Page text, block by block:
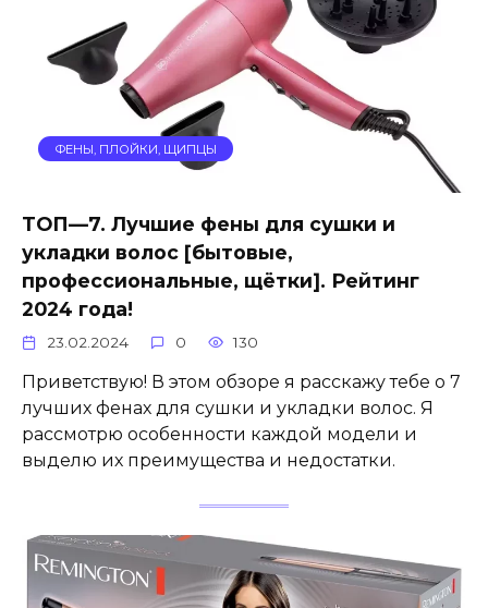
ФЕНЫ, ПЛОЙКИ, ЩИПЦЫ
ТОП—7. Лучшие фены для сушки и
укладки волос [бытовые,
профессиональные, щётки]. Рейтинг
2024 года!
23.02.2024 0 130
Приветствую! В этом обзоре я расскажу тебе о 7
лучших фенах для сушки и укладки волос. Я
рассмотрю особенности каждой модели и
выделю их преимущества и недостатки.